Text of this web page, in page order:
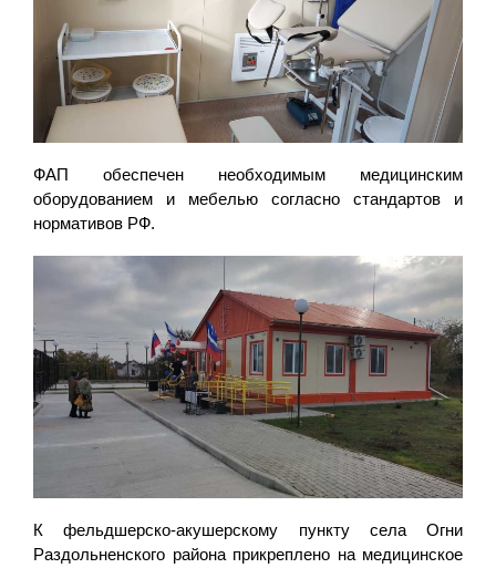
ФАП обеспечен необходимым медицинским
оборудованием и мебелью согласно стандартов и
нормативов РФ.
К фельдшерско-акушерскому пункту села Огни
Раздольненского района прикреплено на медицинское